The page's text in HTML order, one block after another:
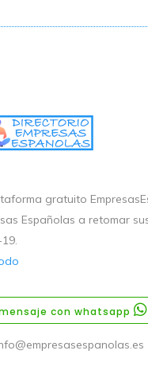
gratuito
Españolas a retomar
con whatsapp